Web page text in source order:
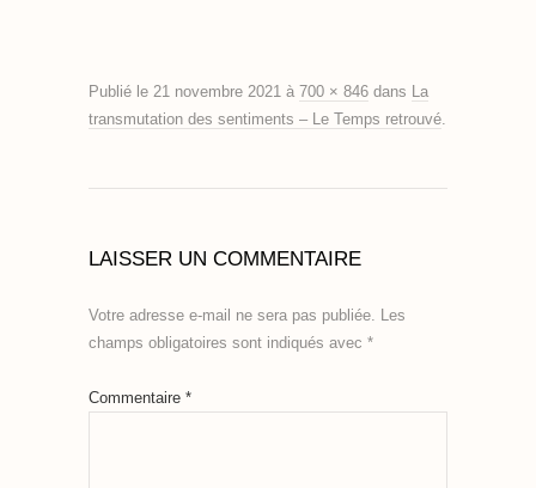
Publié le 21 novembre 2021 à 700 × 846 dans La
transmutation des sentiments – Le Temps retrouvé
LAISSER UN COMMENTAIRE
Votre adresse e-mail ne sera pas publiée. Les
champs obligatoires sont indiqués avec *
Commentaire *